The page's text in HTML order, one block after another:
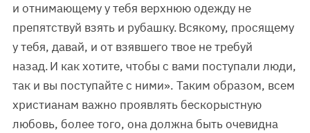
и отнимающему у тебя верхнюю одежду не
препятствуй взять и рубашку. Всякому, просящему
у тебя, давай, и от взявшего твое не требуй
назад. И как хотите, чтобы с вами поступали люди,
так и вы поступайте с ними». Таким образом, всем
христианам важно проявлять бескорыстную
любовь, более того, она должна быть очевидна